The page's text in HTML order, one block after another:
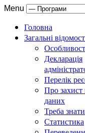
Menu
Головна
Загальні
Декларація
Перелік
Про
даних
Треба знати
Статистика